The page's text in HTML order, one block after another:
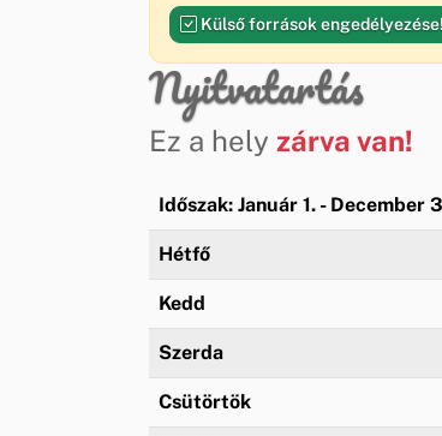
Külső források engedélyezése!
Nyitvatartás
Ez a hely zárva van!
Időszak: Január 1. - December
Hétfő
Kedd
Szerda
Csütörtök